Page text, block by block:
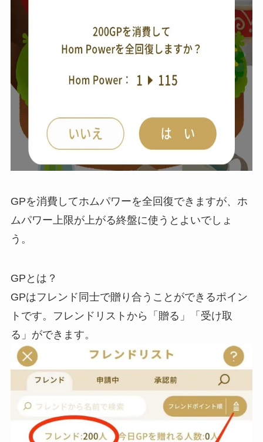
GPを消費してホムパワーを全回復できますが、ホ
ムパワー上限が上がる終盤に使うとよいでしょ
う。
GPとは？
GPはフレンド同士で贈り合うことができるポイン
トです。フレンドリストから「贈る」「受け取
る」ができます。